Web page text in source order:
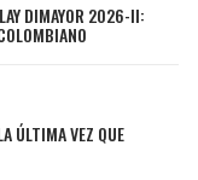
DIMAYOR 2026-II:
ÚLTIMA VEZ QUE